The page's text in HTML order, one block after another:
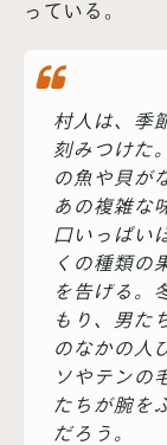
っている。
村人は、季
刻みつけた
の魚や貝が
あの複雑な
口いっぱい
くの種類の
を告げる。
もり、男た
のなかの人
ソやテンの
たちが腕を
だろう。